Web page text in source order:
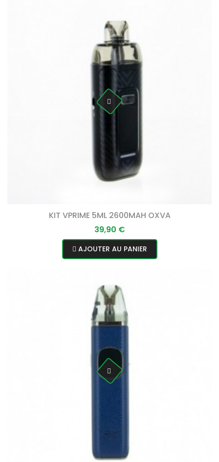
KIT VPRIME 5ML 2600MAH OXVA
Prix
39,90 €
AJOUTER AU PANIER